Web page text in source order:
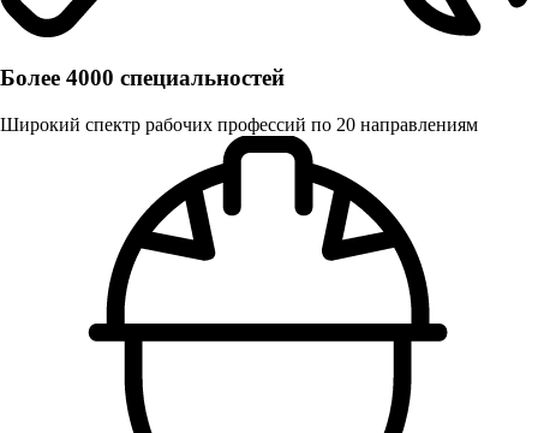
Более 4000 специальностей
Широкий спектр рабочих профессий по 20 направлениям